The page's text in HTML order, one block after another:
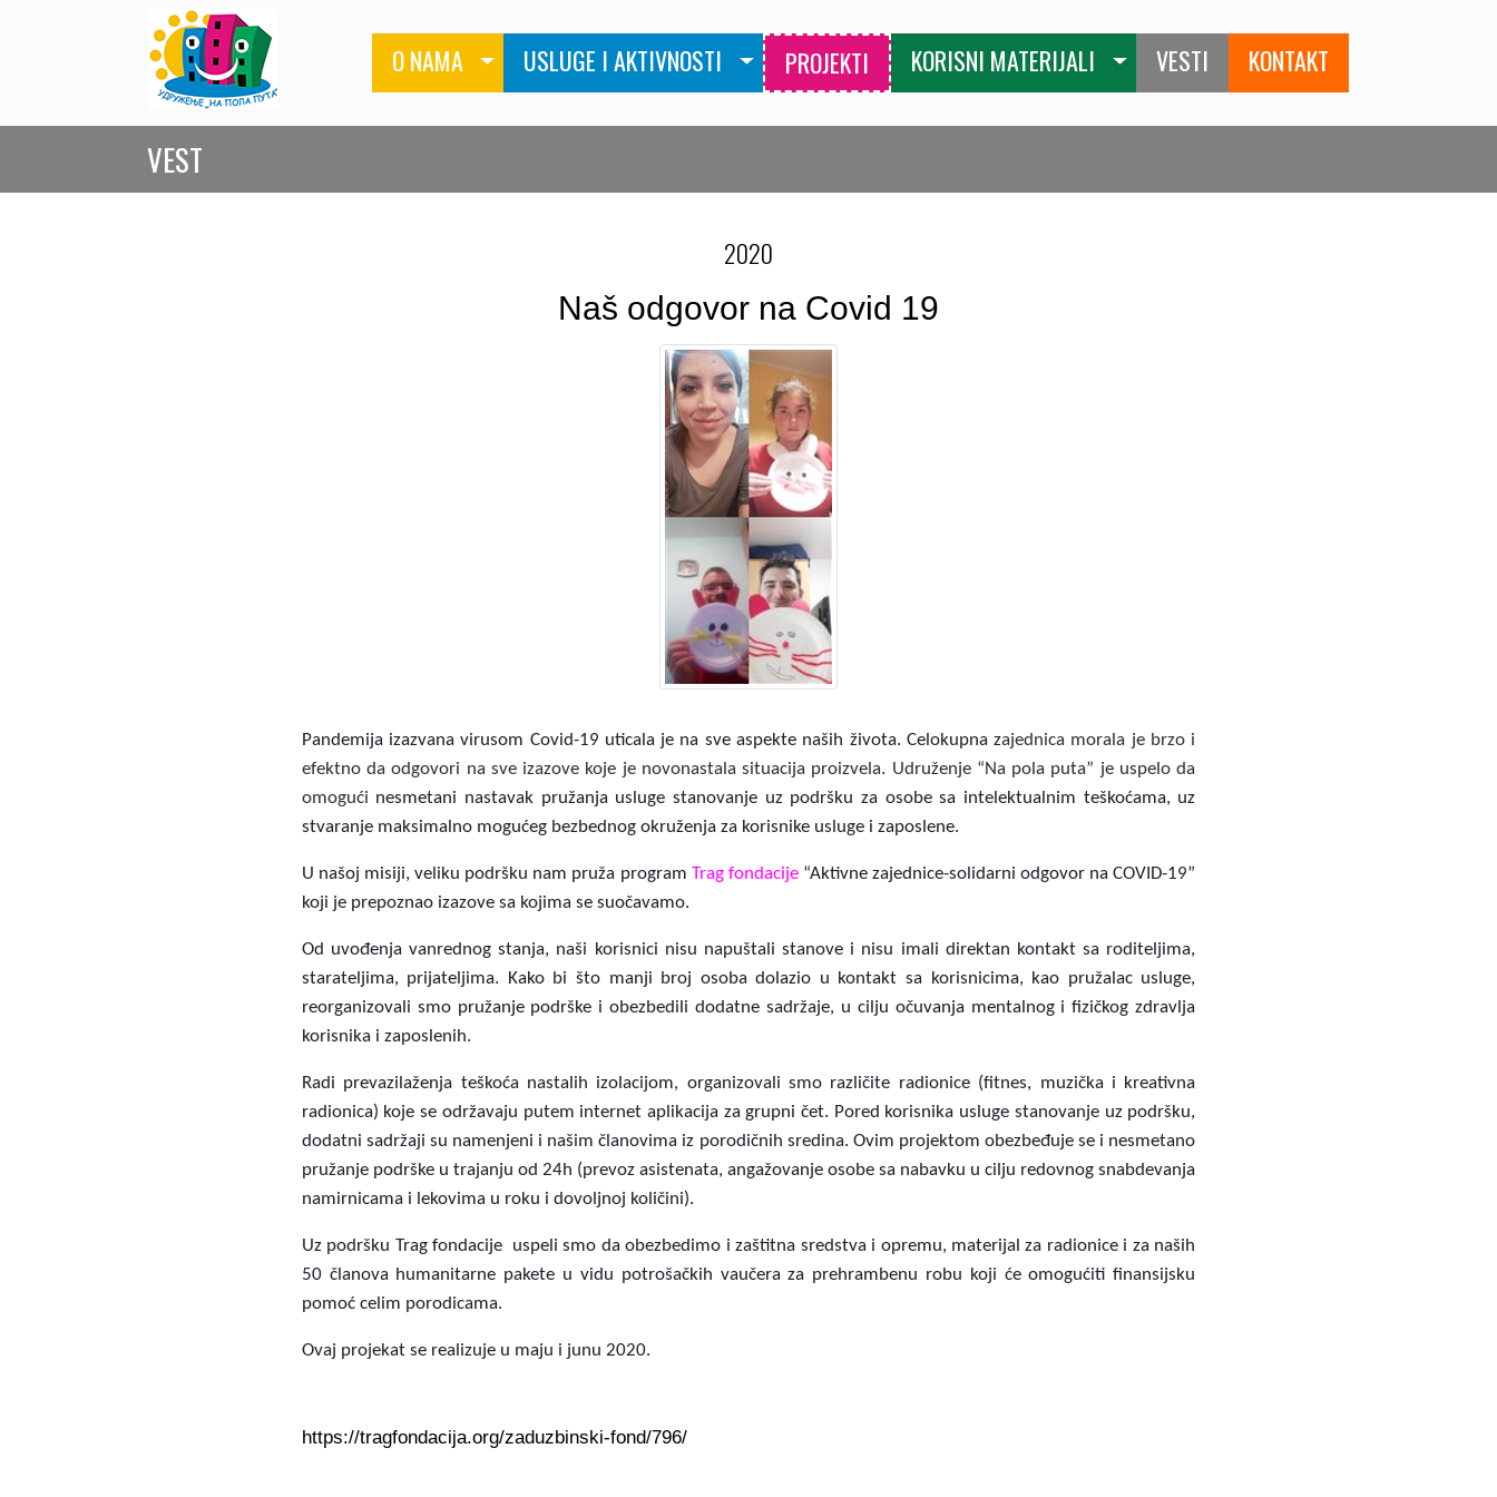
O NAMA USLUGE I AKTIVNOSTI PROJEKTI KORISNI MATERIJALI VESTI KONTAKT
VEST
2020
Naš odgovor na Covid 19
Pandemija izazvana virusom Covid-19 uticala je na sve aspekte naših života. Celokupna zajednica morala je brzo i
efektno da odgovori na sve izazove koje je novonastala situacija proizvela. Udruženje “Na pola puta” je uspelo da
omogući nesmetani nastavak pružanja usluge stanovanje uz podršku za osobe sa intelektualnim teškoćama, uz
stvaranje maksimalno mogućeg bezbednog okruženja za korisnike usluge i zaposlene.
U našoj misiji, veliku podršku nam pruža program Trag fondacije “Aktivne zajednice-solidarni odgovor na COVID-19”
koji je prepoznao izazove sa kojima se suočavamo.
Od uvođenja vanrednog stanja, naši korisnici nisu napuštali stanove i nisu imali direktan kontakt sa roditeljima,
starateljima, prijateljima. Kako bi što manji broj osoba dolazio u kontakt sa korisnicima, kao pružalac usluge,
reorganizovali smo pružanje podrške i obezbedili dodatne sadržaje, u cilju očuvanja mentalnog i fizičkog zdravlja
korisnika i zaposlenih.
Radi prevazilaženja teškoća nastalih izolacijom, organizovali smo različite radionice (fitnes, muzička i kreativna
radionica) koje se održavaju putem internet aplikacija za grupni čet. Pored korisnika usluge stanovanje uz podršku,
dodatni sadržaji su namenjeni i našim članovima iz porodičnih sredina. Ovim projektom obezbeđuje se i nesmetano
pružanje podrške u trajanju od 24h (prevoz asistenata, angažovanje osobe sa nabavku u cilju redovnog snabdevanja
namirnicama i lekovima u roku i dovoljnoj količini).
Uz podršku Trag fondacije uspeli smo da obezbedimo i zaštitna sredstva i opremu, materijal za radionice i za naših
50 članova humanitarne pakete u vidu potrošačkih vaučera za prehrambenu robu koji će omogućiti finansijsku
pomoć celim porodicama.
Ovaj projekat se realizuje u maju i junu 2020.
https://tragfondacija.org/zaduzbinski-fond/796/